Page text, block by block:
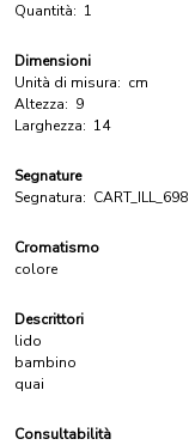
Quantità: 1
Dimensioni
Unità di misura: cm
Altezza: 9
Larghezza: 14
Segnature
Segnatura: CART_ILL_698
Cromatismo
colore
Descrittori
lido
bambino
quai
Consultabilità